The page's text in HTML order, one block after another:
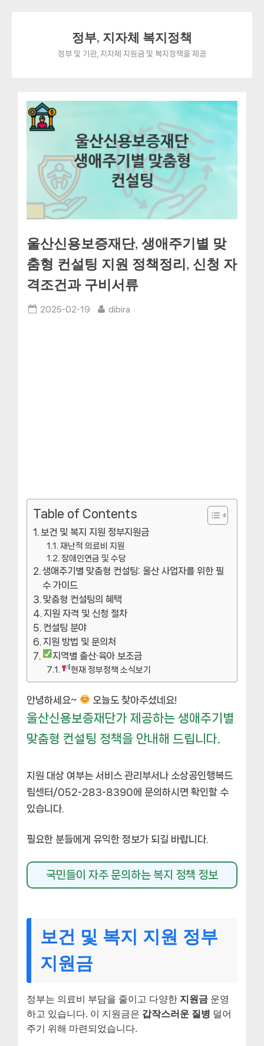
정부, 지자체 복지정책
정부 및 기관, 지자체 지원금 및 복지정책을 제공
울산신용보증재단, 생애주기별 맞
춤형 컨설팅 지원 정책정리, 신청 자
격조건과 구비서류
Posted
2025-02-19 By
dibira
Table of Contents
보건 및 복지 지원 정부지원금
재난적 의료비 지원
장애인연금 및 수당
생애주기별 맞춤형 컨설팅: 울산 사업자를 위한 필
수 가이드
맞춤형 컨설팅의 혜택
지원 자격 및 신청 절차
컨설팅 분야
지원 방법 및 문의처
지역별 출산·육아 보조금
현재 정부정책 소식보기
안녕하세요~ 오늘도 찾아주셨네요!
울산신용보증재단가 제공하는 생애주기별
맞춤형 컨설팅 정책을 안내해 드립니다.
지원 대상 여부는 서비스 관리부서나 소상공인행복드
림센터/052-283-8390에 문의하시면 확인할 수
있습니다.
필요한 분들에게 유익한 정보가 되길 바랍니다.
국민들이 자주 문의하는 복지 정책 정보
보건 및 복지 지원 정부
지원금
정부는 의료비 부담을 줄이고 다양한 지원금 운영
하고 있습니다. 이 지원금은 갑작스러운 질병 덜어
주기 위해 마련되었습니다.